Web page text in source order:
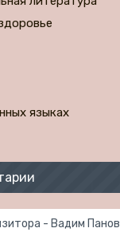
языках
- Вадим Панов